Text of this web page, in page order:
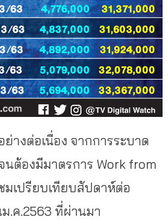
างต่อเนื่อง จากการระบาด
นต้องมีมาตรการ Work from
มเปรียบเทียบสัปดาห์ต่อ
.ค.2563 ที่ผ่านมา